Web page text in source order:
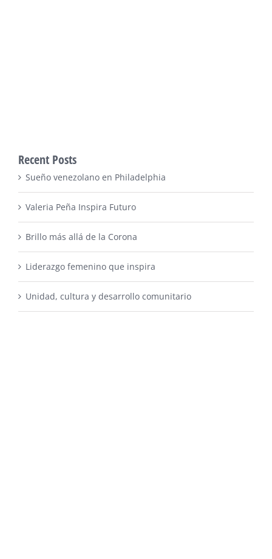
Recent Posts
Sueño venezolano en Philadelphia
Valeria Peña Inspira Futuro
Brillo más allá de la Corona
Liderazgo femenino que inspira
Unidad, cultura y desarrollo comunitario